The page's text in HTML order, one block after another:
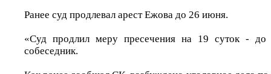
Ранее суд продлевал арест Ежова до 26 июня.
«Суд продлил меру пресечения на 19 суток -
собеседник.